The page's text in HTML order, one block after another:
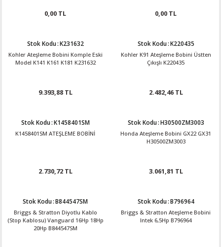
0,00 TL 0,00 TL
Stok Kodu:K231632
Kohler Ateşleme Bobini Komple Eski
Model K141 K161 K181 K231632
9.393,88 TL
Stok Kodu:K220435
Kohler K91 Ateşleme Bobini Üstten
Çıkışlı K220435
2.482,46 TL
Stok Kodu:K1458401SM
K1458401SM ATEŞLEME BOBİNİ
2.730,72 TL
Stok Kodu:H30500ZM3003
Honda Ateşleme Bobini GX22 GX31
H30500ZM3003
3.061,81 TL
Stok Kodu:B844547SM
Briggs & Stratton Diyotlu Kablo
(Stop Kablosu) Vanguard 16Hp 18Hp
20Hp B844547SM
Stok Kodu:B796964
Briggs & Stratton Ateşleme Bobini
Intek 6,5Hp B796964